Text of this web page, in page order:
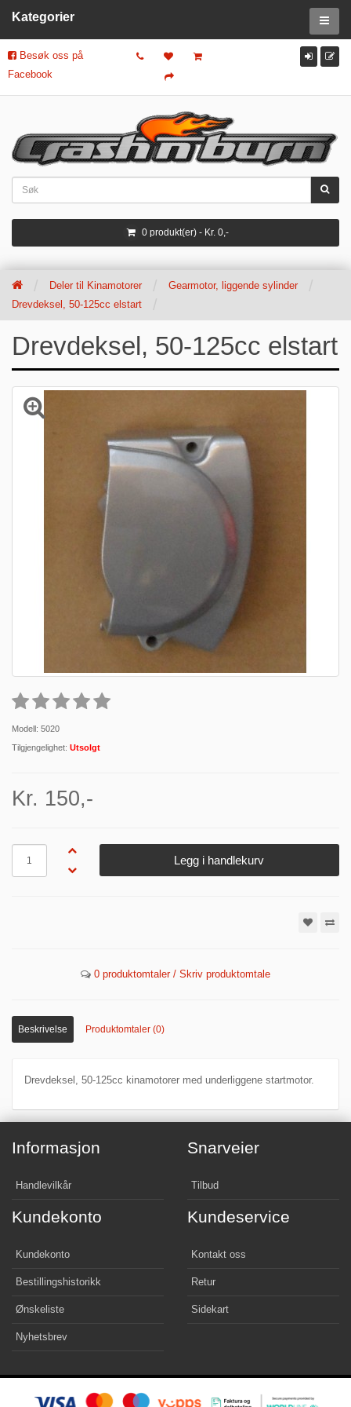
Besøk oss på
Facebook
0 produkt(er) - Kr. 0,-
Kategorier
Deler til Kinamotorer
Gearmotor, liggende sylinder
Drevdeksel, 50-125cc elstart
Drevdeksel, 50-125cc elstart
Modell: 5020
Tilgjengelighet: Utsolgt
Kr. 150,-
Legg i handlekurv
0 produktomtaler / Skriv produktomtale
Beskrivelse Produktomtaler (0)
Drevdeksel, 50-125cc kinamotorer med underliggene startmotor.
Informasjon
Handlevilkår
Snarveier
Tilbud
Kundekonto
Kundekonto
Bestillingshistorikk
Ønskeliste
Nyhetsbrev
Kundeservice
Kontakt oss
Retur
Sidekart